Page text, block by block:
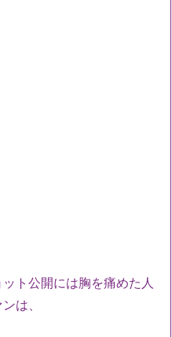
ト公開には胸を痛めた人
は、